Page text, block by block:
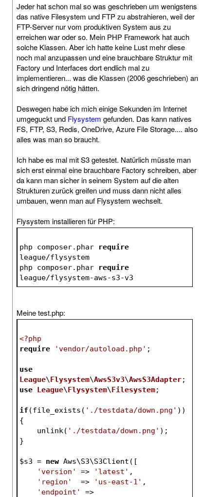
Jeder hat schon mal so was geschrieben um wenigstens
das native Filesystem und FTP zu abstrahieren, weil der
FTP-Server nur vom produktiven System aus zu
erreichen war oder so. Mein PHP Framework hat auch
solche Klassen. Aber ich hatte keine Lust mehr diese
noch mal anzupassen und eine brauchbare Struktur mit
Factory und Interfaces dort endlich mal zu
implementieren... was die Klassen (2006 geschrieben) an
sich dringend nötig hätten.
Deswegen habe ich mich einige Sekunden im Internet
umgeguckt und Flysystem gefunden. Das kann natives
FS, FTP, S3, Redis, OneDrive, Azure File Storage.... also
alles was man so braucht.
Ich habe es mal mit S3 getestet. Natürlich müsste man
sich erst einmal eine brauchbare Factory schreiben, aber
da kann man sicher in seinem System auf die alten
Strukturen zurück greifen und muss dann nicht alles
umbauen, wenn man auf Flysystem wechselt.
Flysystem installieren für PHP:
php composer.phar
require
league/flysystem
php composer.phar
require
league/flysystem-aws-s3-v3
Meine test.php:
<?php
require
'vendor/autoload.php' ;
use
League\Flysystem\AwsS3v3\AwsS3Adapter;
use League\Flysystem\Filesystem;
if (file_exists( './testdata/down.png' ))
{
    unlink(
'./testdata/down.png' );
}
$s3 = new Aws\S3\S3Client([
'version'
=> 'latest' ,
'region'
  =>
'us-east-1' ,
'endpoint'